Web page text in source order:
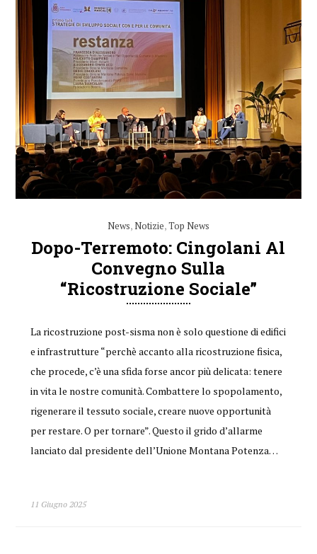
News,Notizie,Top News
Dopo-Terremoto: Cingolani Al
Convegno Sulla
“Ricostruzione Sociale”
La ricostruzione post-sisma non è solo questione di edifici
e infrastrutture “perchè accanto alla ricostruzione fisica,
che procede, c’è una sfida forse ancor più delicata: tenere
in vita le nostre comunità. Combattere lo spopolamento,
rigenerare il tessuto sociale, creare nuove opportunità
per restare. O per tornare”. Questo il grido d’allarme
lanciato dal presidente dell’Unione Montana Potenza…
11 Giugno 2025